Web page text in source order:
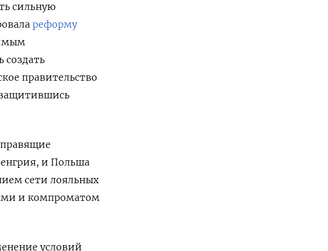
сильную
реформу
создать
правительство
защитившись
и Польша
сети лояльных
и компроматом
условий